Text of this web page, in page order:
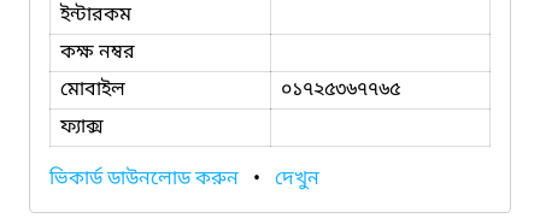
ইন্টারকম
কক্ষ নম্বর
মোবাইল
০১৭২৫৩৬৭৭৬৫
ফ্যাক্স
ভিকার্ড ডাউনলোড করুন • দেখুন